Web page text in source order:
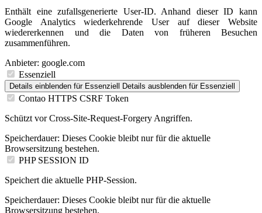
Enthält eine zufallsgenerierte User-ID. Anhand dieser ID kann
Google Analytics wiederkehrende User auf dieser Website
wiedererkennen und die Daten von früheren Besuchen
zusammenführen.
Anbieter: google.com
Essenziell
Details einblenden für Essenziell Details ausblenden für Essenziell
Contao HTTPS CSRF Token
Schützt vor Cross-Site-Request-Forgery Angriffen.
Speicherdauer: Dieses Cookie bleibt nur für die aktuelle
Browsersitzung bestehen.
PHP SESSION ID
Speichert die aktuelle PHP-Session.
Speicherdauer: Dieses Cookie bleibt nur für die aktuelle
Browsersitzung bestehen.